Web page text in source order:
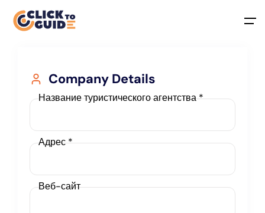
Skip to content
Company Details
Название туристического агентства *
Адрес *
Веб-сайт